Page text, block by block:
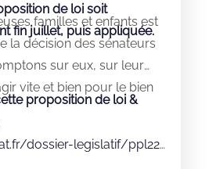
de loi soit
fin juillet, puis appliquée.
familles et enfants est
la décision des sénateurs
sur eux, sur leur
vite et bien pour le bien
proposition de loi &
dossier-legislatif/ppl22-